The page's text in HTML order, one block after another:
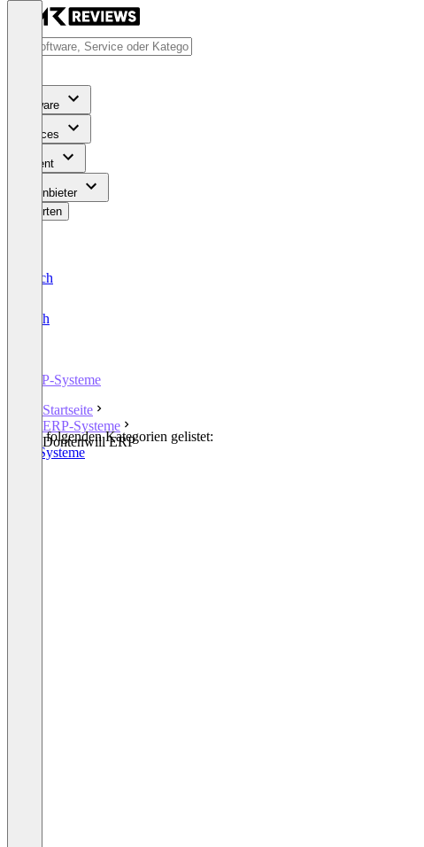
Software
Services
Content
Für Anbieter
Bewerten
Deutsch
English
ERP-Systeme
Startseite
ERP-Systeme
Dontenwill ERP
In den folgenden Kategorien gelistet:
ERP-Systeme